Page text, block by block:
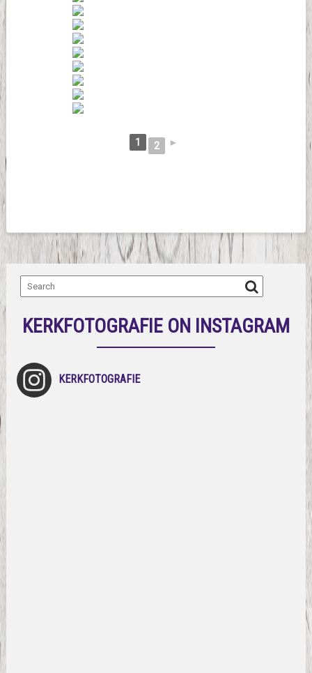
1 2 ►
KERKFOTOGRAFIE ON INSTAGRAM
KERKFOTOGRAFIE